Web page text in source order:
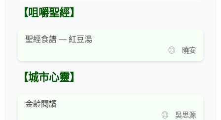
【咀嚼聖經】
聖經食譜 — 紅豆湯
◎ 曉安
【城市心靈】
金齡閱讀
◎ 吳思源